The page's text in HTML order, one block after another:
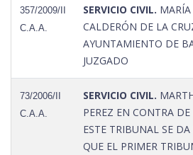
357/2009/II
C.A.A.
SERVICIO CIVIL.
CALDERÓN DE LA
AYUNTAMIENTO DE
JUZGADO
73/2006/II
C.A.A.
SERVICIO CIVIL.
PEREZ EN CONTRA DE
ESTE TRIBUNAL SE
QUE EL PRIMER